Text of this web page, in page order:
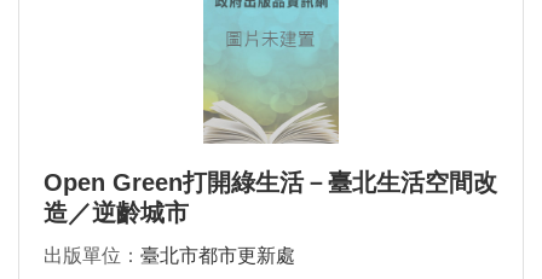
Open Green打開綠生活－臺北生活空間改
造／逆齡城市
出版單位： 臺北市都市更新處